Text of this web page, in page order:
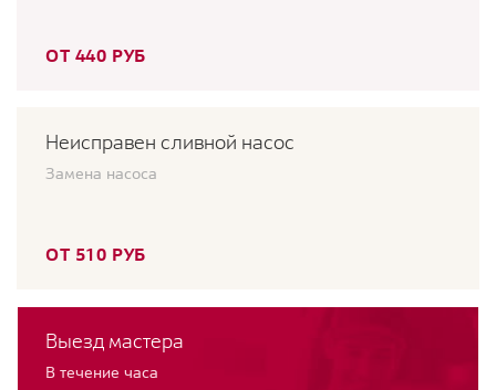
ОТ 440 РУБ
Неисправен сливной насос
Замена насоса
ОТ 510 РУБ
Выезд мастера
В течение часа